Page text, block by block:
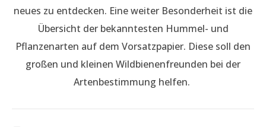
neues zu entdecken. Eine weiter Besonderheit ist die
Übersicht der bekanntesten Hummel- und
Pflanzenarten auf dem Vorsatzpapier. Diese soll den
großen und kleinen Wildbienenfreunden bei der
Artenbestimmung helfen.